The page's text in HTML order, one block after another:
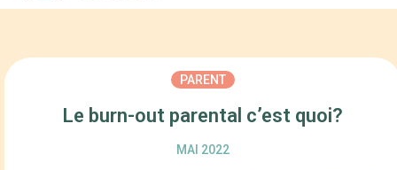
PARENT
Le burn-out parental c’est quoi?
MAI 2022